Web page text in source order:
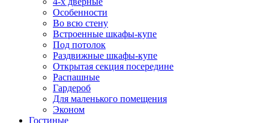
Особенности
Во всю стену
Встроенные шкафы-купе
Под потолок
Раздвижные шкафы-купе
Открытая секция посередине
Распашные
Гардероб
Для маленького помещения
Эконом
Гостиные